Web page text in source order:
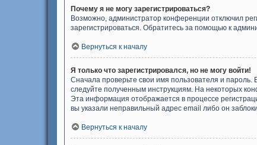
Почему я не могу зарегистрироваться?
Возможно, администратор конференции отключил
зарегистрироваться. Обратитесь за помощью к
Вернуться к началу
Я только что зарегистрировался, но не могу войти!
Сначала проверьте свои имя пользователя и
следуйте полученным инструкциям. На некоторых
Эта информация отображается в процессе
вы указали неправильный адрес email либо он
Вернуться к началу